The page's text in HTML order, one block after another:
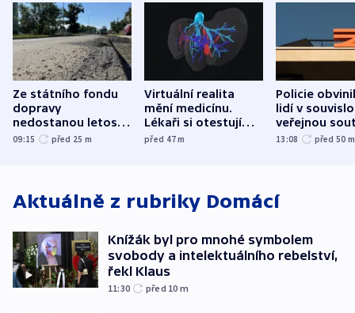
Ze státního fondu
dopravy
nedostanou letos
kraje na silnice ani
09:15 před 25 m
Virtuální realita
mění medicínu.
Lékaři si otestují
každý řez, říká
před 47m
Policie
lidí v
veřejnou
Správy
13:08 před 50 m
Aktuálně z rubriky Domácí
Knížák byl pro mnohé symbolem
svobody a intelektuálního rebelství,
řekl Klaus
11:30 před 10 m